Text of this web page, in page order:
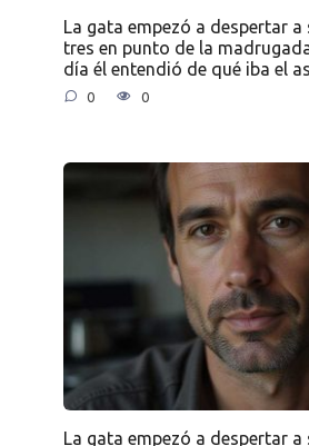
La gata empezó a despertar a
tres en punto de la
día él entendió de qué iba el
0 0
La gata empezó a despertar a